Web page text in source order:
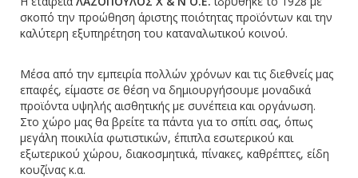
σκοπό την προώθηση άριστης ποιότητας προϊόντων και την
καλύτερη εξυπηρέτηση του καταναλωτικού κοινού.
Μέσα από την εμπειρία πολλών χρόνων και τις διεθνείς μας
επαφές, είμαστε σε θέση να δημιουργήσουμε μοναδικά
προϊόντα υψηλής αισθητικής με συνέπεια και οργάνωση.
Στο χώρο μας θα βρείτε τα πάντα για το σπίτι σας, όπως
μεγάλη ποικιλία φωτιστικών, έπιπλα εσωτερικού και
εξωτερικού χώρου, διακοσμητικά, πίνακες, καθρέπτες, είδη
κουζίνας κ.α.